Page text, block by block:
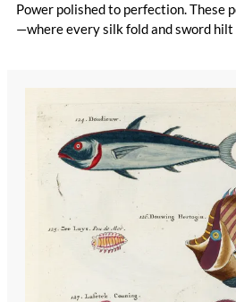
Power polished to perfection. These
—where every silk fold and sword